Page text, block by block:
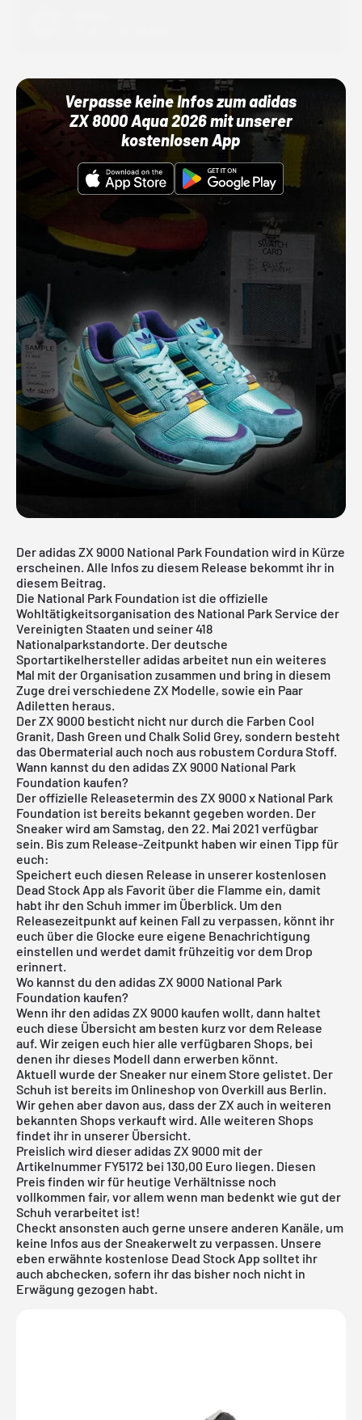
Verpasse keine Infos zum adidas
ZX 8000 Aqua 2026 mit unserer
kostenlosen App
Der adidas ZX 9000 National Park Foundation wird in Kürze
erscheinen. Alle Infos zu diesem Release bekommt ihr in
diesem Beitrag.
Die National Park Foundation ist die offizielle
Wohltätigkeitsorganisation des National Park Service der
Vereinigten Staaten und seiner 418
Nationalparkstandorte. Der deutsche
Sportartikelhersteller adidas arbeitet nun ein weiteres
Mal mit der Organisation zusammen und bring in diesem
Zuge drei verschiedene ZX Modelle, sowie ein Paar
Adiletten heraus.
Der ZX 9000 besticht nicht nur durch die Farben Cool
Granit, Dash Green und Chalk Solid Grey, sondern besteht
das Obermaterial auch noch aus robustem Cordura Stoff.
Wann kannst du den adidas ZX 9000 National Park
Foundation kaufen?
Der offizielle Releasetermin des ZX 9000 x National Park
Foundation ist bereits bekannt gegeben worden. Der
Sneaker wird am Samstag, den 22. Mai 2021 verfügbar
sein. Bis zum Release-Zeitpunkt haben wir einen Tipp für
euch:
Speichert euch diesen Release in unserer kostenlosen
Dead Stock App als Favorit über die Flamme ein, damit
habt ihr den Schuh immer im Überblick. Um den
Releasezeitpunkt auf keinen Fall zu verpassen, könnt ihr
euch über die Glocke eure eigene Benachrichtigung
einstellen und werdet damit frühzeitig vor dem Drop
erinnert.
Wo kannst du den adidas ZX 9000 National Park
Foundation kaufen?
Wenn ihr den adidas ZX 9000 kaufen wollt, dann haltet
euch diese Übersicht am besten kurz vor dem Release
auf. Wir zeigen euch hier alle verfügbaren Shops, bei
denen ihr dieses Modell dann erwerben könnt.
Aktuell wurde der Sneaker nur einem Store gelistet. Der
Schuh ist bereits im Onlineshop von Overkill aus Berlin.
Wir gehen aber davon aus, dass der ZX auch in weiteren
bekannten Shops verkauft wird. Alle weiteren Shops
findet ihr in unserer Übersicht.
Preislich wird dieser adidas ZX 9000 mit der
Artikelnummer FY5172 bei 130,00 Euro liegen. Diesen
Preis finden wir für heutige Verhältnisse noch
vollkommen fair, vor allem wenn man bedenkt wie gut der
Schuh verarbeitet ist!
Checkt ansonsten auch gerne unsere anderen Kanäle, um
keine Infos aus der Sneakerwelt zu verpassen. Unsere
eben erwähnte kostenlose Dead Stock App solltet ihr
auch abchecken, sofern ihr das bisher noch nicht in
Erwägung gezogen habt.